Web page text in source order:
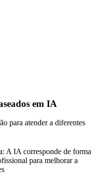
em IA
para atender a diferentes
A IA corresponde de forma
para melhorar a